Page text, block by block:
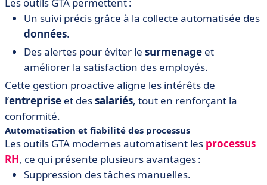
Un suivi précis grâce à la collecte automatisée des
données.
Des alertes pour éviter le surmenage et
améliorer la satisfaction des employés.
Cette gestion proactive aligne les intérêts de
l’entreprise et dessalariés, tout en renforçant la
conformité.
Automatisation et fiabilité des processus
Les outils GTA modernes automatisent les processus
RH, ce qui présente plusieurs avantages :
Suppression des tâches manuelles.